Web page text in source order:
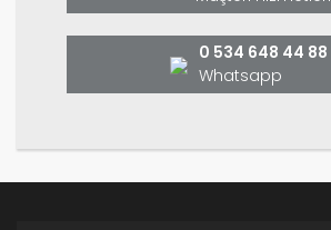
0 534 648 44 88
Whatsapp